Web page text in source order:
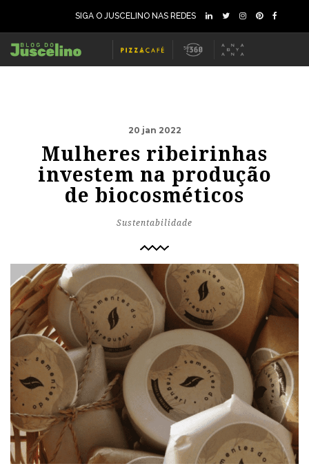
SIGA O JUSCELINO NAS REDES
20 jan 2022
Mulheres ribeirinhas
investem na produção
de biocosméticos
Sustentabilidade